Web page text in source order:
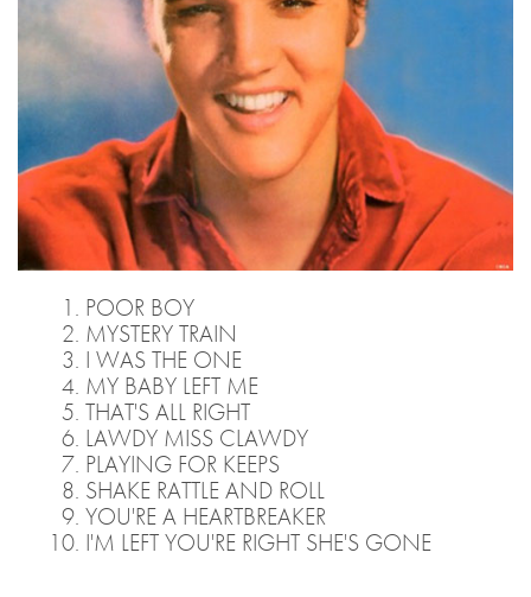
POOR BOY
MYSTERY TRAIN
I WAS THE ONE
MY BABY LEFT ME
THAT'S ALL RIGHT
LAWDY MISS CLAWDY
PLAYING FOR KEEPS
SHAKE RATTLE AND ROLL
YOU'RE A HEARTBREAKER
I'M LEFT YOU'RE RIGHT SHE'S GONE